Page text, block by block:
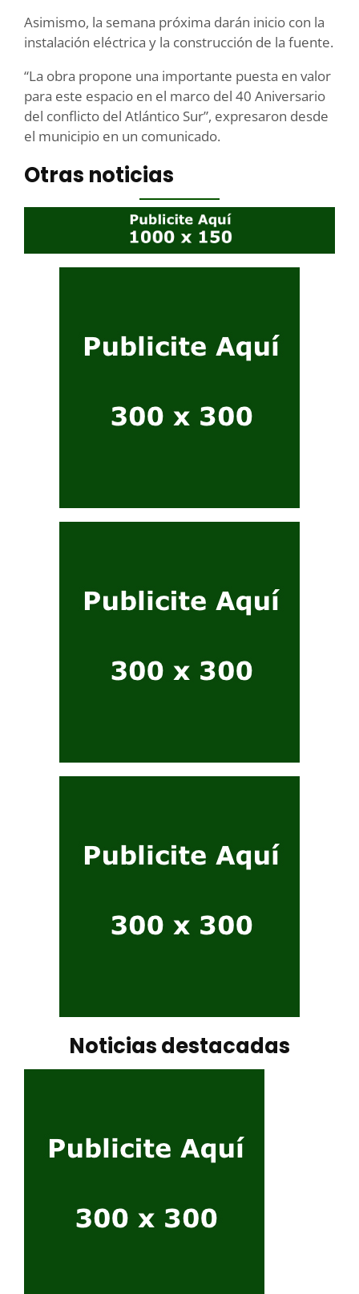
Asimismo, la semana próxima darán inicio con la
instalación eléctrica y la construcción de la fuente.
“La obra propone una importante puesta en valor
para este espacio en el marco del 40 Aniversario
del conflicto del Atlántico Sur”, expresaron desde
el municipio en un comunicado.
Otras noticias
Noticias destacadas